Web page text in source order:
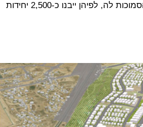
שאושרו בתחילת השנה, בשכונות נחל צאן הסמוכות לה, לפיהן ייבנו כ-2,500 יחידות